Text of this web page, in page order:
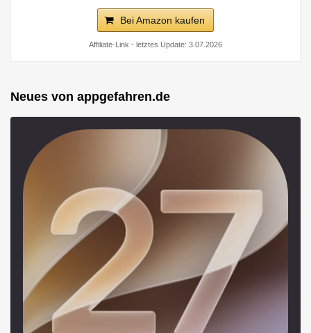
Bei Amazon kaufen
Affiliate-Link - letztes Update: 3.07.2026
Neues von appgefahren.de